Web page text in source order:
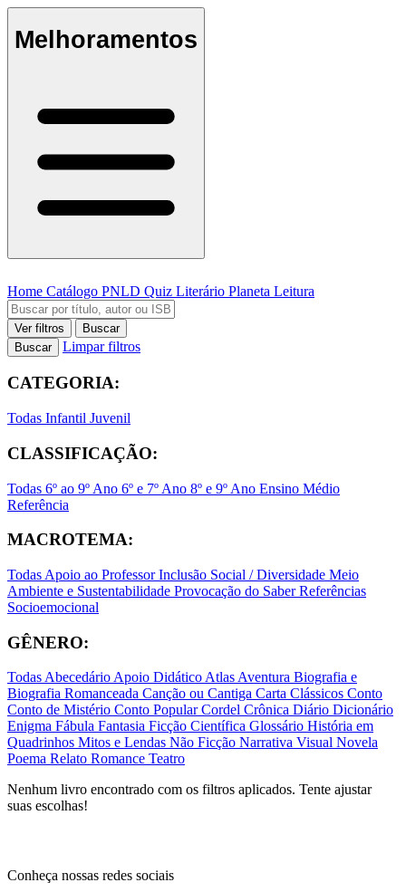
Melhoramentos
Home Catálogo PNLD Quiz Literário Planeta Leitura
Ver filtros
Buscar
Buscar
Limpar filtros
CATEGORIA:
Todas Infantil Juvenil
CLASSIFICAÇÃO:
Todas 6º ao 9º Ano 6º e 7º Ano 8º e 9º Ano Ensino Médio
Referência
MACROTEMA:
Todas Apoio ao ProfessorInclusão Social / Diversidade Meio
Ambiente e Sustentabilidade Provocação do SaberReferências
Socioemocional
GÊNERO:
TodasAbecedárioApoio DidáticoAtlasAventura Biografia e
Biografia Romanceada Canção ou Cantiga Carta Clássicos Conto
Conto de Mistério Conto PopularCordel Crônica Diário Dicionário
Enigma Fábula Fantasia Ficção Científica Glossário História em
Quadrinhos Mitos e Lendas Não Ficção Narrativa Visual Novela
Poema Relato Romance Teatro
Nenhum livro encontrado com os filtros aplicados. Tente ajustar
suas escolhas!
Conheça nossas redes sociais